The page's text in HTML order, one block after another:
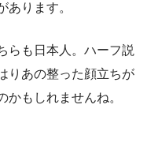
あります。
らも日本人。ハーフ説
りあの整った顔立ちが
かもしれませんね。